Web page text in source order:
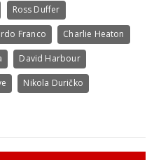
Ross Duffer
Franco Charlie Heaton
David Harbour
Nikola Duričko